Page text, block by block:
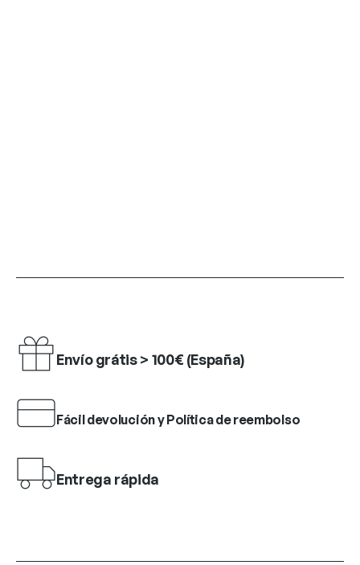
Envío grátis > 100€ (España)
Fácil devolución y Política de reembolso
Entrega rápida